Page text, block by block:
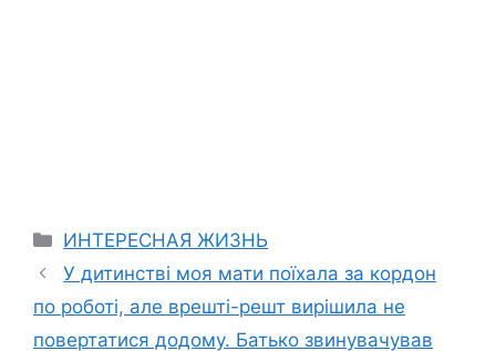
Categories
ИНТЕРЕСНАЯ ЖИЗНЬ
У дитинстві моя мати поїхала за кордон
по роботі, але врешті-решт вирішила не
повертатися додому. Батько звинувачував